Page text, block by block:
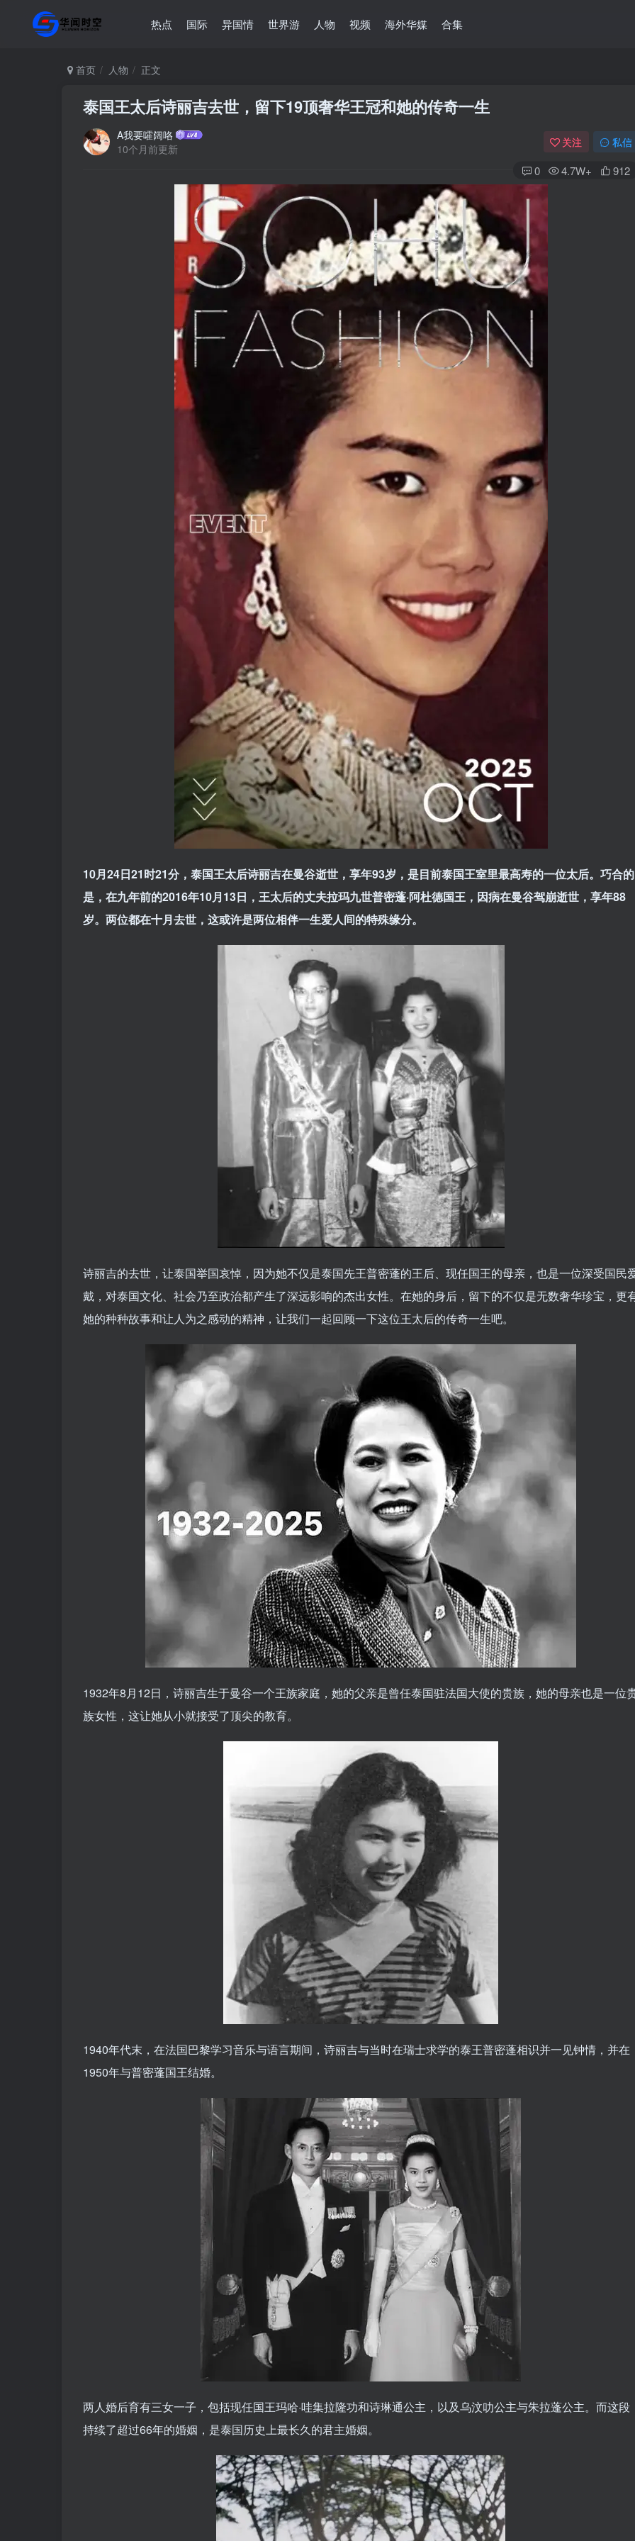
热点 国际 异国情 世界游 人物 视频 海外华媒 合集
首页 人物 正文
泰国王太后诗丽吉去世，留下19顶奢华王冠和她的传奇一生
A我要嚯阔咯
10个月前更新
关注 私信
0 4.7W+ 912
10月24日21时21分，泰国王太后诗丽吉在曼谷逝世，享年93岁，是目前泰国王室里最高寿的一位太后。巧合的
是，在九年前的2016年10月13日，王太后的丈夫拉玛九世普密蓬·阿杜德国王，因病在曼谷驾崩逝世，享年88
岁。两位都在十月去世，这或许是两位相伴一生爱人间的特殊缘分。
诗丽吉的去世，让泰国举国哀悼，因为她不仅是泰国先王普密蓬的王后、现任国王的母亲，也是一位深受国民
戴，对泰国文化、社会乃至政治都产生了深远影响的杰出女性。在她的身后，留下的不仅是无数奢华珍宝，更
她的种种故事和让人为之感动的精神，让我们一起回顾一下这位王太后的传奇一生吧。
1932年8月12日，诗丽吉生于曼谷一个王族家庭，她的父亲是曾任泰国驻法国大使的贵族，她的母亲也是一位
族女性，这让她从小就接受了顶尖的教育。
1940年代末，在法国巴黎学习音乐与语言期间，诗丽吉与当时在瑞士求学的泰王普密蓬相识并一见钟情，并在
1950年与普密蓬国王结婚。
两人婚后育有三女一子，包括现任国王玛哈·哇集拉隆功和诗琳通公主，以及乌汶叻公主与朱拉蓬公主。而这段
持续了超过66年的婚姻，是泰国历史上最长久的君主婚姻。